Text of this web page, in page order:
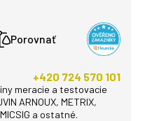
Porovnať
+420 724 570 101
meracie a testovacie
ARNOUX, METRIX,
MICSIG a ostatné.